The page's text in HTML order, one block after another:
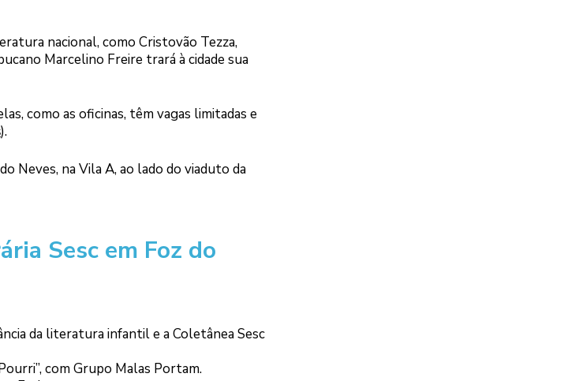
nacional, como Cristovão Tezza,
Marcelino Freire trará à cidade sua
como as oficinas, têm vagas limitadas e
).
Neves, na Vila A, ao lado do viaduto da
Sesc em Foz do
da literatura infantil e a Coletânea Sesc
com Grupo Malas Portam.